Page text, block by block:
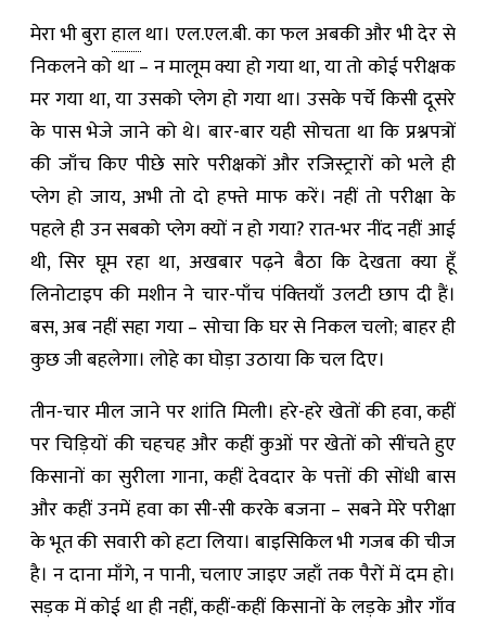
मेरा भी बुराहालथा। एल.एल.बी. का फल अबकी और भी देर से
निकलने को था – न मालूम क्या हो गया था, या तो कोई परीक्षक
मर गया था, या उसको प्लेग हो गया था। उसके पर्चे किसी दूसरे
के पास भेजे जाने को थे। बार-बार यही सोचता था कि प्रश्नपत्रों
की जाँच किए पीछे सारे परीक्षकों और रजिस्ट्रारों को भले ही
प्लेग हो जाय, अभी तो दो हफ्ते माफ करें। नहीं तो परीक्षा के
पहले ही उन सबको प्लेग क्यों न हो गया? रात-भर नींद नहीं आई
थी, सिर घूम रहा था, अखबार पढ़ने बैठा कि देखता क्या हूँ
लिनोटाइप की मशीन ने चार-पाँच पंक्‍तियाँ उलटी छाप दी हैं।
बस, अब नहीं सहा गया – सोचा कि घर से निकल चलो; बाहर ही
कुछ जी बहलेगा। लोहे का घोड़ा उठाया कि चल दिए।
तीन-चार मील जाने पर शांति मिली। हरे-हरे खेतों की हवा, कहीं
पर चिड़ियों की चहचह और कहीं कुओं पर खेतों को सींचते हुए
किसानों का सुरीला गाना, कहीं देवदार के पत्तों की सोंधी बास
और कहीं उनमें हवा का सी-सी करके बजना – सबने मेरे परीक्षा
के भूत की सवारी को हटा लिया। बाइसिकिल भी गजब की चीज
है। न दाना माँगे, न पानी, चलाए जाइए जहाँ तक पैरों में दम हो।
सड़क में कोई था ही नहीं, कहीं-कहीं किसानों के लड़के और गाँव